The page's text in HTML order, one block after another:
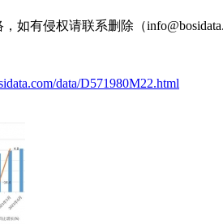
如有侵权请联系删除（
data/D571980M22.html